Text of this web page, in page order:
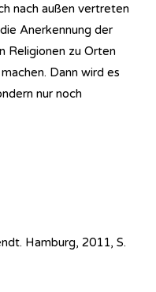
nach außen vertreten
Anerkennung der
Religionen zu Orten
Dann wird es
nur noch
Hamburg, 2011, S.